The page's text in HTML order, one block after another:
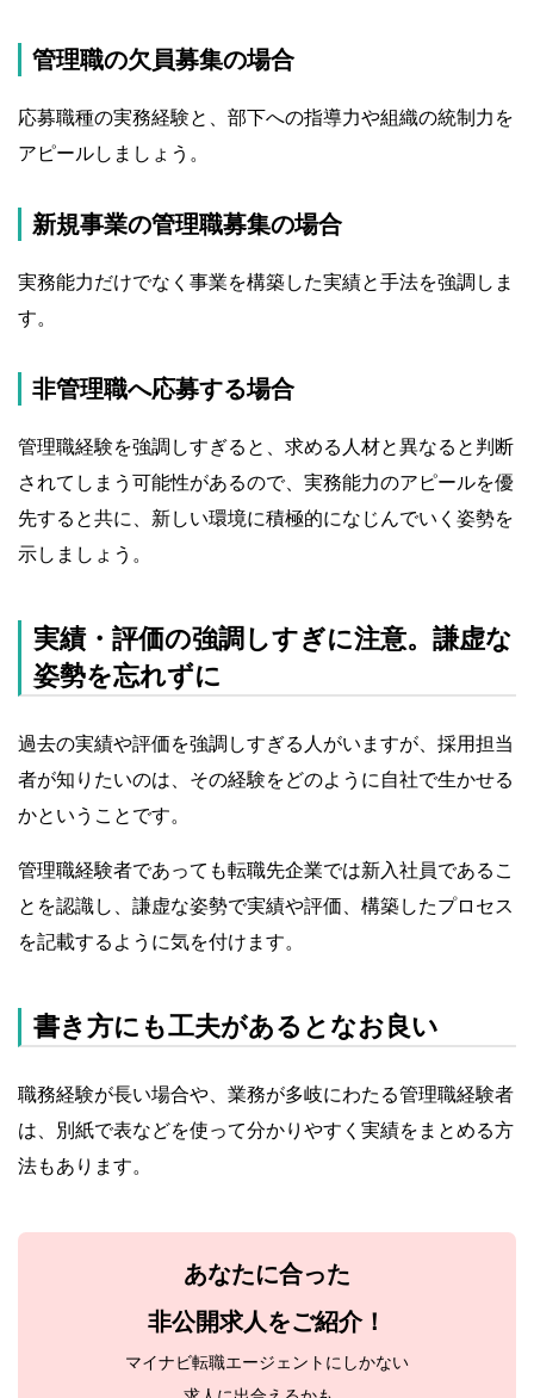
管理職の欠員募集の場合
応募職種の実務経験と、部下への指導力や組織の統制力を
アピールしましょう。
新規事業の管理職募集の場合
実務能力だけでなく事業を構築した実績と手法を強調しま
す。
非管理職へ応募する場合
管理職経験を強調しすぎると、求める人材と異なると判断
されてしまう可能性があるので、実務能力のアピールを優
先すると共に、新しい環境に積極的になじんでいく姿勢を
示しましょう。
実績・評価の強調しすぎに注意。謙虚な
姿勢を忘れずに
過去の実績や評価を強調しすぎる人がいますが、採用担当
者が知りたいのは、その経験をどのように自社で生かせる
かということです。
管理職経験者であっても転職先企業では新入社員であるこ
とを認識し、謙虚な姿勢で実績や評価、構築したプロセス
を記載するように気を付けます。
書き方にも工夫があるとなお良い
職務経験が長い場合や、業務が多岐にわたる管理職経験者
は、別紙で表などを使って分かりやすく実績をまとめる方
法もあります。
あなたに合った
非公開求人をご紹介！
マイナビ転職エージェントにしかない